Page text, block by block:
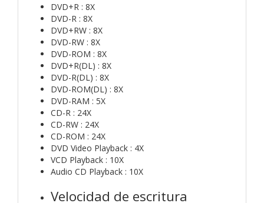
DVD+R : 8X
DVD-R : 8X
DVD+RW : 8X
DVD-RW : 8X
DVD-ROM : 8X
DVD+R(DL) : 8X
DVD-R(DL) : 8X
DVD-ROM(DL) : 8X
DVD-RAM : 5X
CD-R : 24X
CD-RW : 24X
CD-ROM : 24X
DVD Video Playback : 4X
VCD Playback : 10X
Audio CD Playback : 10X
Velocidad de escritura